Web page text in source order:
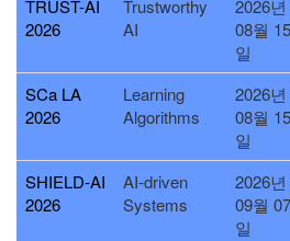
TRUST-AI
2026
Trustworthy
AI
2026년
08월 15
일
SCa LA
2026
Learning
Algorithms
2026년
08월 15
일
SHIELD-AI
2026
AI-driven
Systems
2026년
09월 07
일